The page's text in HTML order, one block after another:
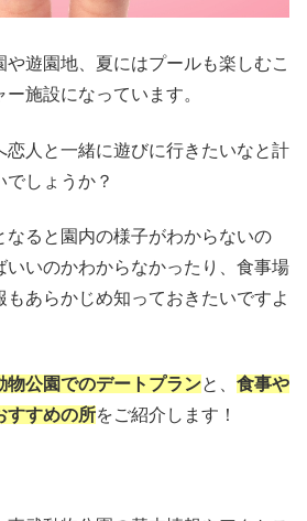
や遊園地、夏にはプールも楽しむこ
施設になっています。
恋人と一緒に遊びに行きたいなと計
しょうか？
なると園内の様子がわからないの
いいのかわからなかったり、食事場
もあらかじめ知っておきたいですよ
物公園でのデートプランと、 食事や
すすめの所をご紹介します！